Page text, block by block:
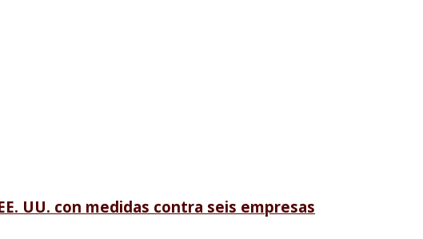
UU. con medidas contra seis empresas